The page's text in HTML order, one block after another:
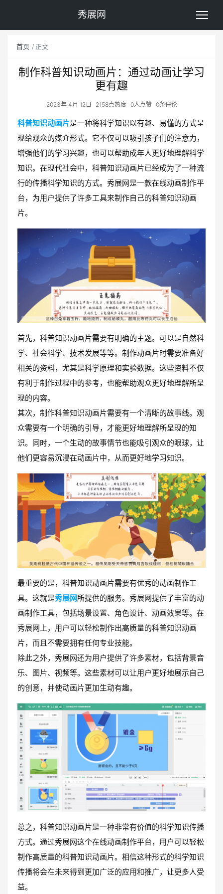
秀展网
首页 正文
制作科普知识动画片：通过动画让学习
更有趣
2023年 4月 12日 2158点热度 0人点赞 0条评论
科普知识动画片是一种将科学知识以有趣、易懂的方式呈
现给观众的媒介形式。它不仅可以吸引孩子们的注意力，
增强他们的学习兴趣，也可以帮助成年人更好地理解科学
知识。在现代社会中，科普知识动画片已经成为了一种流
行的传播科学知识的方式。秀展网是一款在线动画制作平
台，为用户提供了许多工具来制作自己的科普知识动画
片。
首先，科普知识动画片需要有明确的主题。可以是自然科
学、社会科学、技术发展等等。制作动画片时需要准备好
相关的资料，尤其是科学原理和实验数据。这些资料不仅
有利于制作过程中的参考，也能帮助观众更好地理解所呈
现的内容。
其次，制作科普知识动画片需要有一个清晰的故事线。观
众需要有一个明确的引导，才能更好地理解所呈现的知
识。同时，一个生动的故事情节也能吸引观众的眼球，让
他们更容易沉浸在动画片中，从而更好地学习知识。
最重要的是，科普知识动画片需要有优秀的动画制作工
具。这就是秀展网所提供的服务。秀展网提供了丰富的动
画制作工具，包括场景设置、角色设计、动画效果等。在
秀展网上，用户可以轻松制作出高质量的科普知识动画
片，而且不需要拥有任何专业技能。
除此之外，秀展网还为用户提供了许多素材，包括背景音
乐、图片、视频等。这些素材可以让用户更好地展示自己
的创意，并使动画片更加生动有趣。
总之，科普知识动画片是一种非常有价值的科学知识传播
方式。通过秀展网这个在线动画制作平台，用户可以轻松
制作高质量的科普知识动画片。相信这种形式的科学知识
传播将会在未来得到更加广泛的应用和推广，让更多人受
益。